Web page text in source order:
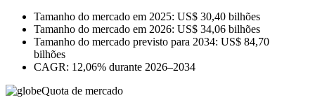
Tamanho do mercado em 2025: US$ 30,40 bilhões
Tamanho do mercado em 2026: US$ 34,06 bilhões
Tamanho do mercado previsto para 2034: US$ 84,70
bilhões
CAGR: 12,06% durante 2026–2034
Quota de mercado